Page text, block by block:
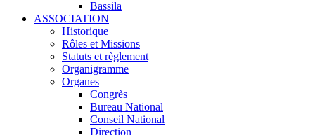
Bassila
ASSOCIATION
Historique
Rôles et Missions
Statuts et règlement
Organigramme
Organes
Congrès
Bureau National
Conseil National
Direction